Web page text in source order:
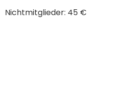
Nichtmitglieder: 45 €